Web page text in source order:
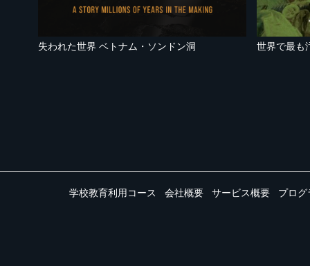
失われた世界 ベトナム・ソンドン洞 世界で最も
学校教育利用コース 会社概要 サービス概要 プログ